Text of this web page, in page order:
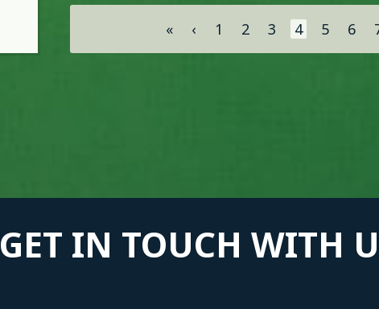
Σελίδες
« ‹ 1 2 3 4 5 6
GET IN TOUCH WITH